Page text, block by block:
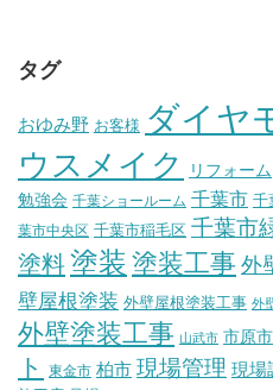
タグ
おゆみ野 お客様 ダイヤ
ウスメイク
リフォーム
勉強会 千葉ショールーム 千葉市 千
葉市中央区 千葉市稲毛区 千葉市
塗料塗装 塗装工事 外
壁屋根塗装 外壁屋根塗装工事 外
外壁塗装工事 山武市 市原市
ト
東金市 柏市 現場管理 現場